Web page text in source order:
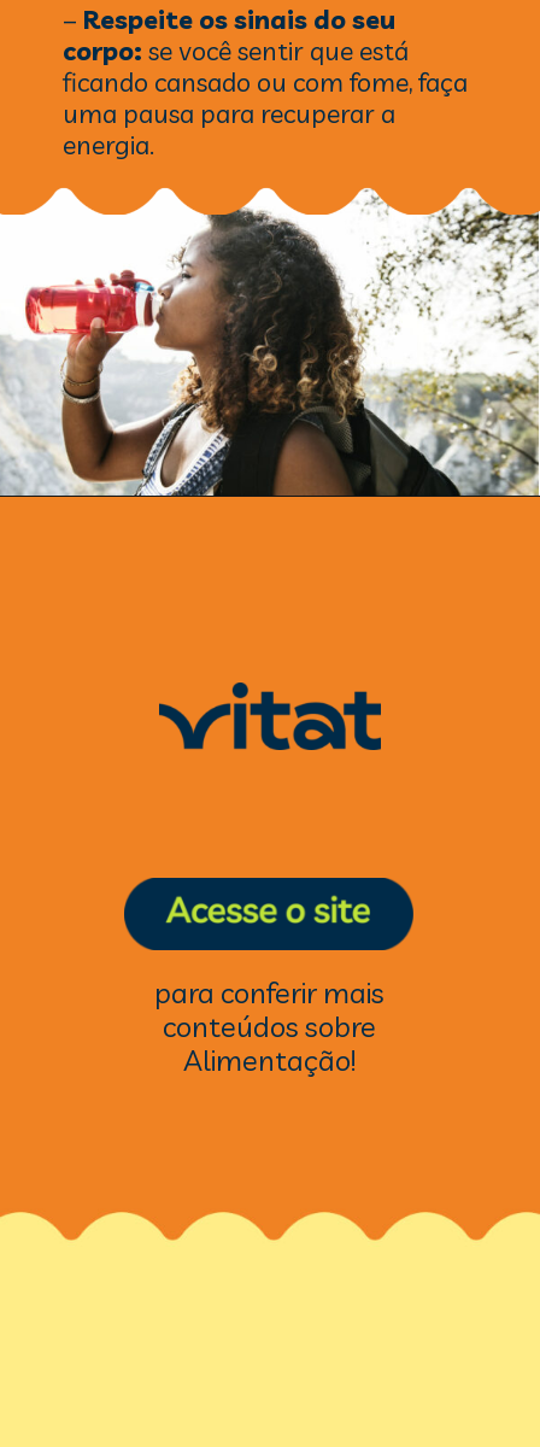
– Respeite os sinais do seu
corpo: se você sentir que está
ficando cansado ou com fome, faça
uma pausa para recuperar a
energia.
para conferir mais
conteúdos sobre
Alimentação!